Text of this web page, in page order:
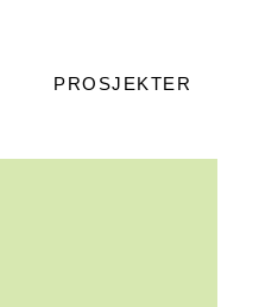
PROSJEKTER